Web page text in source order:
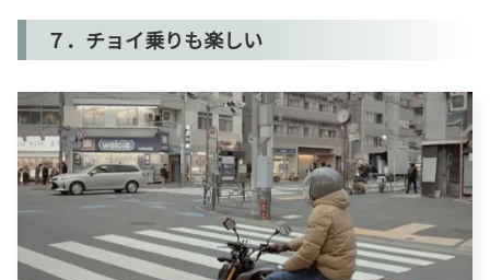
７．チョイ乗りも楽しい